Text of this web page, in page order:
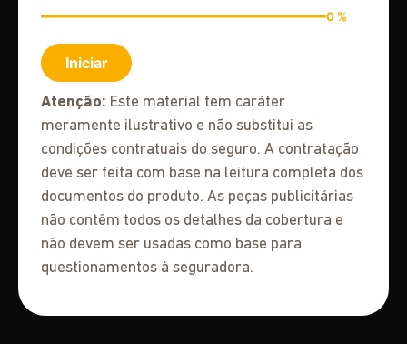
0 %
Iniciar
Atenção: Este material tem caráter
meramente ilustrativo e não substitui as
condições contratuais do seguro. A contratação
deve ser feita com base na leitura completa dos
documentos do produto. As peças publicitárias
não contêm todos os detalhes da cobertura e
não devem ser usadas como base para
questionamentos à seguradora.